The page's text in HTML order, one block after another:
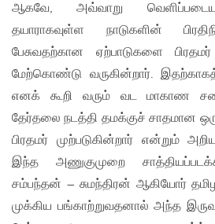
ஆகவே, அவ்வாறு
தயாராகவுள்ள நாடுகளின்
பேசுவதற்கான ஏற்பாடுகளை
மேற்கொண்டு வருகின்றார்.
எனக் கூறி வரும் வட மாகாண
தேர்தலை நடத்தி தமக்குச் சாதமான
பிரதமர் முற்படுகின்றார் என்றும்
இந்த அணுகுமுறை
சம்பந்தன் – சுமந்திரன் ஆகியோர்
முக்கிய பங்காற்றுவதனால் அந்த